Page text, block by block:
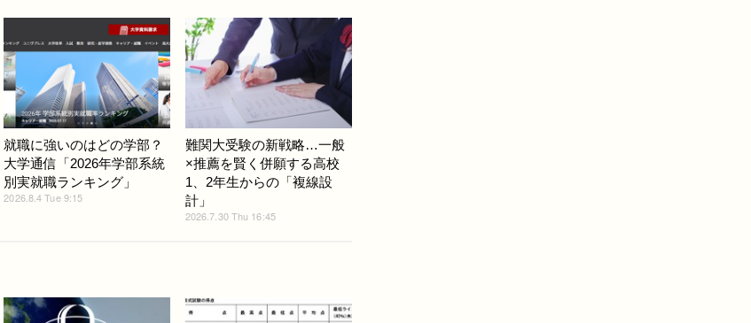
就職に強いのはどの学部？
大学通信「2026年学部系統
別実就職ランキング」
2026.8.4 Tue 9:15
難関大受験の新戦略…一般
×推薦を賢く併願する高校
1、2年生からの「複線設
計」
2026.7.30 Thu 16:45